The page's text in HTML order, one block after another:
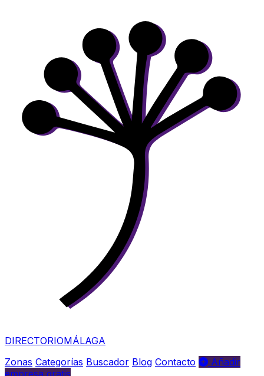
DIRECTORIOMÁLAGA
Zonas Categorías Buscador Blog Contacto
Añadir
empresa gratis